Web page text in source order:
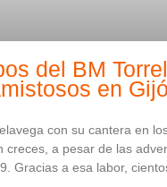
del BM
en
con su cantera en
creces, a pesar de las
Gracias a esa labor,